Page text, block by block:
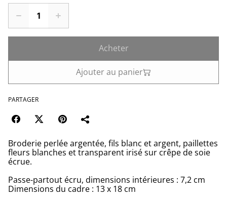
Acheter
Ajouter au panier
PARTAGER
Broderie perlée argentée, fils blanc et argent, paillettes
fleurs blanches et transparent irisé sur crêpe de soie
écrue.
Passe-partout écru, dimensions intérieures : 7,2 cm
Dimensions du cadre : 13 x 18 cm